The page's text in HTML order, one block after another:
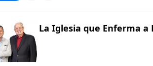
Su amor y ternura hacia los de
que Jesús le dijo a la iglesia de
lo correcto”.
La Iglesia que Enferma a